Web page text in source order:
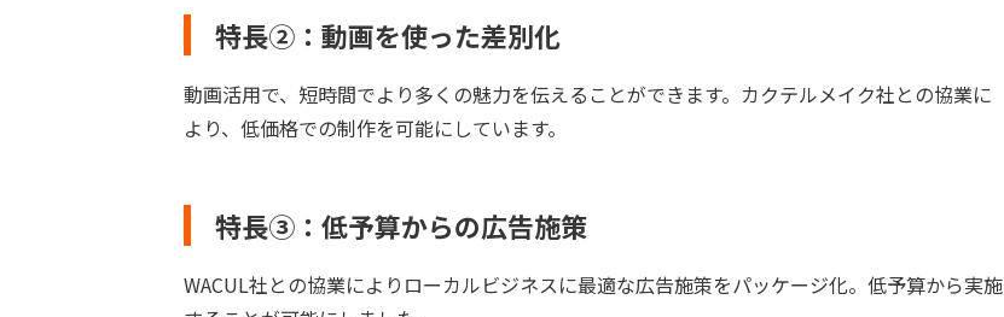
特長②：動画を使った差別化
動画活用で、短時間でより多くの魅力を伝えることができます。カクテルメイク社との協業に
より、低価格での制作を可能にしています。
特長③：低予算からの広告施策
WACUL社との協業によりローカルビジネスに最適な広告施策をパッケージ化。低予算から実施